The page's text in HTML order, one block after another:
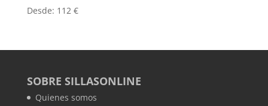
Desde: 112 €
SOBRE SILLASONLINE
Quienes somos